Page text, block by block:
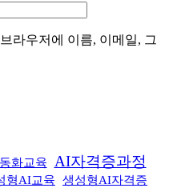
라우저에 이름, 이메일, 그
화교육 AI자격증과정
형AI교육 생성형AI자격증